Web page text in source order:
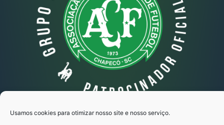
Usamos cookies para otimizar nosso site e nosso serviço.